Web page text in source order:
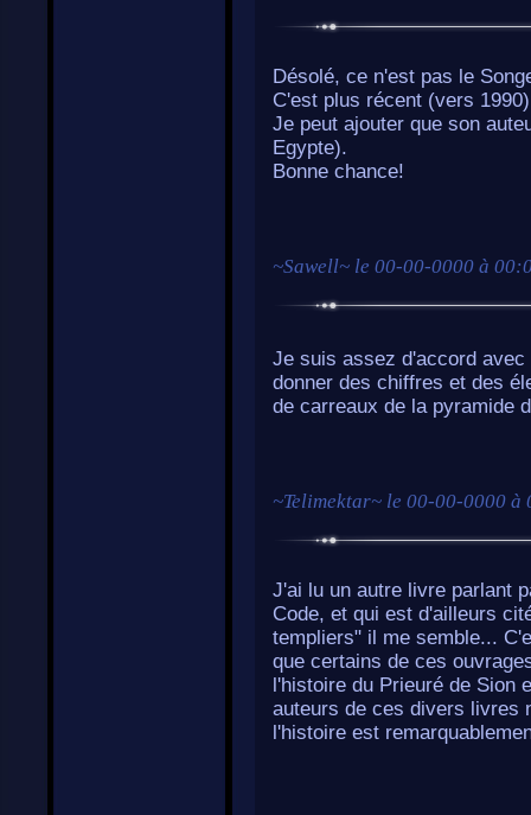
Désolé, ce n'est pas le
C'est plus récent (vers
Je peut ajouter que son
Egypte).
Bonne chance!
~Sawell~ le 00-00-0000 à
Je suis assez d'accord
donner des chiffres et des
de carreaux de la pyramide
~Telimektar~ le 00-00-0000 à
J'ai lu un autre livre parlant
Code, et qui est d'ailleurs
templiers" il me semble...
que certains de ces
l'histoire du Prieuré de Sion
auteurs de ces divers livres
l'histoire est